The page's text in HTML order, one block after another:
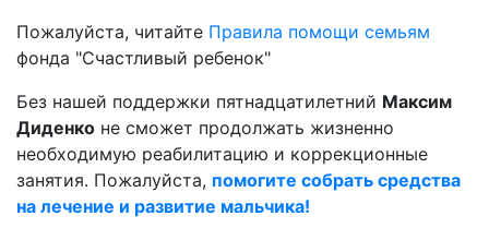
Пожалуйста, читайте Правила помощи семьям
фонда "Счастливый ребенок"
Без нашей поддержки пятнадцатилетний Максим
Диденко не сможет продолжать жизненно
необходимую реабилитацию и коррекционные
занятия. Пожалуйста, помогите собрать средства
на лечение и развитие мальчика!